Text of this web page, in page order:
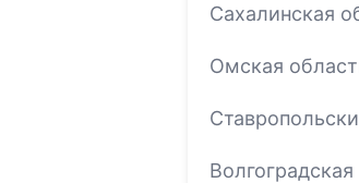
Сахалинская
Омская